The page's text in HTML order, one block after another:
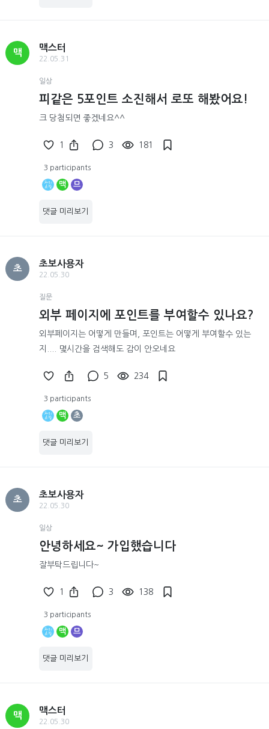
맥
맥스터
22.05.31
일상
피같은 5포인트 소진해서 로또 해봤어요!
크 당첨되면 좋겠네요^^
1 3 181
3 participants
맥 므
댓글 미리보기
초
초보사용자
22.05.30
질문
외부 페이지에 포인트를 부여할수 있나요?
외부페이지는 어떻게 만들며, 포인트는 어떻게 부여할수 있는
지.... 몇시간을 검색해도 감이 안오네요
5 234
3 participants
맥 초
댓글 미리보기
초
초보사용자
22.05.30
일상
안녕하세요~ 가입했습니다
잘부탁드립니다~
1 3 138
3 participants
맥 므
댓글 미리보기
맥
맥스터
22.05.30